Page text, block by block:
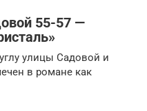
55-57 —
улицы Садовой и
в романе как